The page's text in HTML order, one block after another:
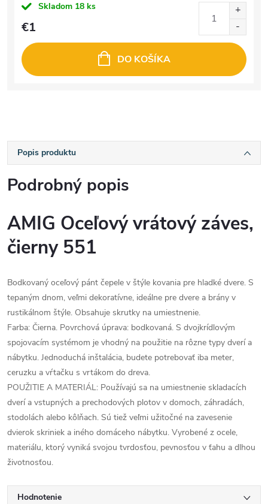
Skladom 18 ks
€1
DO KOŠÍKA
Popis produktu
Podrobný popis
AMIG Oceľový vrátový záves,
čierny 551
Bodkovaný oceľový pánt čepele v štýle kovania pre hladké dvere. S
tepaným dnom, veľmi dekoratívne, ideálne pre dvere a brány v
rustikálnom štýle. Obsahuje skrutky na umiestnenie.
Farba: Čierna. Povrchová úprava: bodkovaná. S dvojkrídlovým
spojovacím systémom je vhodný na použitie na rôzne typy dverí a
nábytku. Jednoduchá inštalácia, budete potrebovať iba meter,
ceruzku a vŕtačku s vrtákom do dreva.
POUŽITIE A MATERIÁL: Používajú sa na umiestnenie skladacích
dverí a vstupných a prechodových plotov v domoch, záhradách,
stodolách alebo kôlňach. Sú tiež veľmi užitočné na zavesenie
dvierok skriniek a iného domáceho nábytku. Vyrobené z ocele,
materiálu, ktorý vyniká svojou tvrdosťou, pevnosťou v ťahu a dlhou
životnosťou.
Hodnotenie